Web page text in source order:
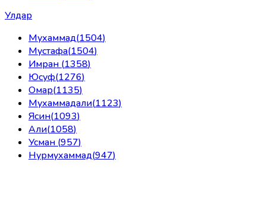
Улдар
Мухаммад(1504)
Мустафа(1504)
Имран (1358)
Юсуф(1276)
Омар(1135)
Мухаммадали(1123)
Ясин(1093)
Али(1058)
Усман (957)
Нурмухаммад(947)